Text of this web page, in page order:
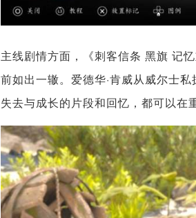
主线剧情方面，《刺客信条 黑旗 记
前如出一辙。爱德华·肯威从威尔士
失去与成长的片段和回忆，都可以在